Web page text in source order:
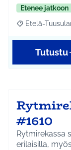
Etenee jatkoon
Rajaa tulokset
Etelä-
Tutustu
#1610
Rytmirekassa
erilaisilla,